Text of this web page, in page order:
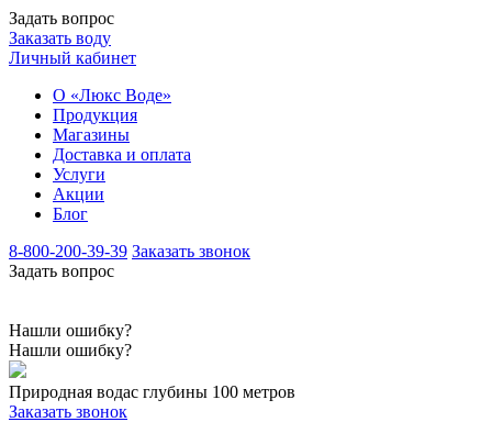
Задать вопрос
Заказать воду
Личный кабинет
О «Люкс Воде»
Продукция
Магазины
Доставка и оплата
Услуги
Акции
Блог
8-800-200-39-39 Заказать звонок
Задать вопрос
Нашли ошибку?
Нашли ошибку?
Природная водас глубины 100 метров
Заказать звонок